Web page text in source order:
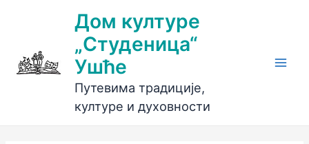
Дом културе
„Студеница“
Ушће
Путевима традиције,
културе и духовности